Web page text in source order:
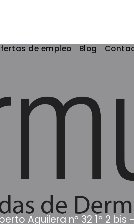
de empleo Blog
Aguilera nº 32 1º 2 bis